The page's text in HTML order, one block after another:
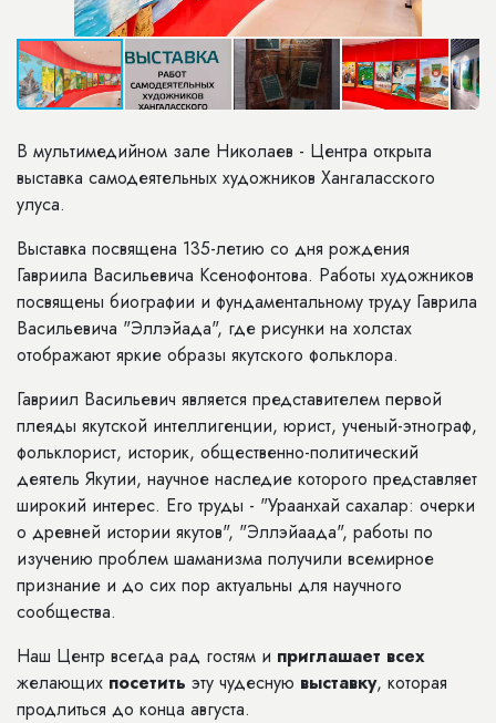
В мультимедийном зале Николаев - Центра открыта
выставка самодеятельных художников Хангаласского
улуса.
Выставка посвящена 135-летию со дня рождения
Гавриила Васильевича Ксенофонтова. Работы художников
посвящены биографии и фундаментальному труду Гаврила
Васильевича "Эллэйада", где рисунки на холстах
отображают яркие образы якутского фольклора.
Гавриил Васильевич является представителем первой
плеяды якутской интеллигенции, юрист, ученый-этнограф,
фольклорист, историк, общественно-политический
деятель Якутии, научное наследие которого представляет
широкий интерес. Его труды - "Ураанхай сахалар: очерки
о древней истории якутов", "Эллэйаада", работы по
изучению проблем шаманизма получили всемирное
признание и до сих пор актуальны для научного
сообщества.
Наш Центр всегда рад гостям и приглашает всех
желающих посетить эту чудесную выставку, которая
продлиться до конца августа.